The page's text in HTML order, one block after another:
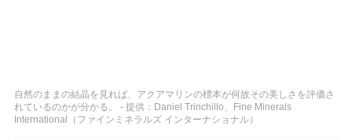
自然のままの結晶を見れば、アクアマリンの標本が何故その美しさを評価さ
れているのかが分かる。 - 提供：Daniel Trinchillo、Fine Minerals
International（ファインミネラルズ インターナショナル）